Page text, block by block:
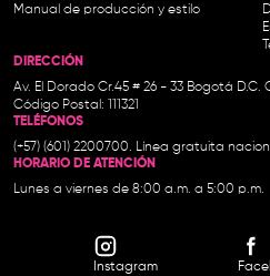
Manual de producción y estilo
DIRECCIÓN
Av. El Dorado Cr.45 # 26 - 33 Bogotá D.C.
Código Postal: 111321
TELÉFONOS
(+57) (601) 2200700. Línea gratuita
HORARIO DE ATENCIÓN
Lunes a viernes de 8:00 a.m. a 5:00 p.m.
Instagram